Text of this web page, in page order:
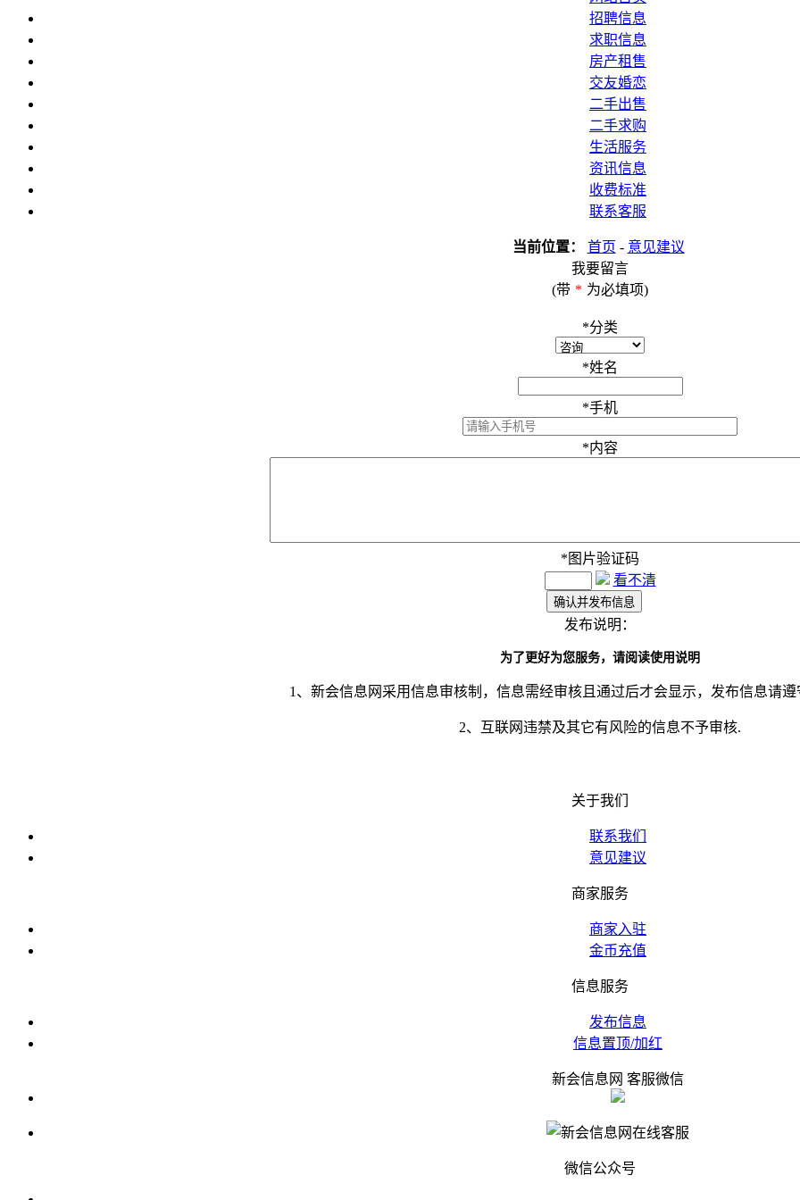
招聘信息
求职信息
房产租售
交友婚恋
二手出售
二手求购
生活服务
资讯信息
收费标准
联系客服
当前位置： 首页 - 意见建议
我要留言
(带 * 为必填项)
*分类
*姓名
*手机
*内容
* 图片验证码
看不清
发布说明：
为了更好为您服务，请阅读使用说明
1、新会信息网采用信息审核制，信息需经审核且通过后才会显示，发布信息请遵
2、互联网违禁及其它有风险的信息不予审核.
关于我们
联系我们
意见建议
商家服务
商家入驻
金币充值
信息服务
发布信息
信息置顶/加红
新会信息网 客服微信
微信公众号